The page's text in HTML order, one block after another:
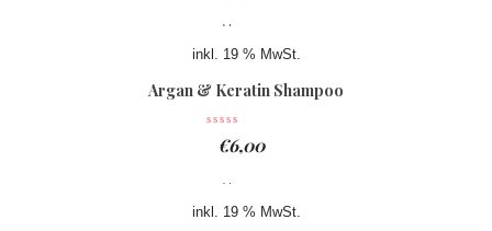
inkl. 19 % MwSt.
Argan & Keratin Shampoo
€6,00
inkl. 19 % MwSt.